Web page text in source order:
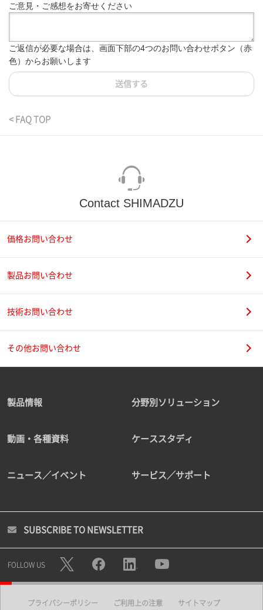
ご意見・ご感想をお寄せください
ご返信が必要な場合は、画面下部の4つのお問い合わせボタン（赤
色）からお願いします
送信する
< FAQ TOP
Contact SHIMADZU
価格お問い合わせ
製品お問い合わせ
技術お問い合わせ
その他お問い合わせ
製品情報 分野別ソリューション
動画・各種資料 ケーススタディ
ニュース／イベント サービス／サポート
SUBSCRIBE TO NEWSLETTER
FOLLOW US
プライバシーポリシー ご利用上の注意 サイトマップ